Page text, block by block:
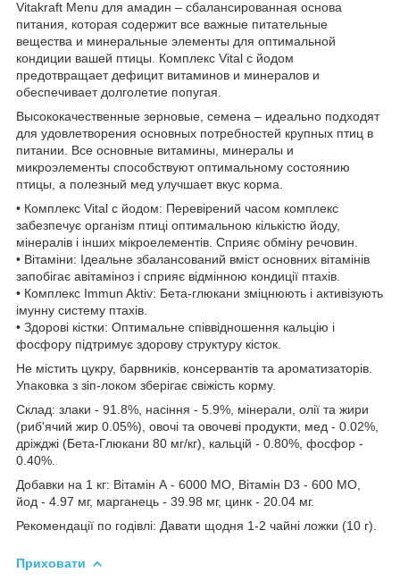
Vitakraft Menu для амадин – сбалансированная основа
питания, которая содержит все важные питательные
вещества и минеральные элементы для оптимальной
кондиции вашей птицы. Комплекс Vital с йодом
предотвращает дефицит витаминов и минералов и
обеспечивает долголетие попугая.
Высококачественные зерновые, семена – идеально подходят
для удовлетворения основных потребностей крупных птиц в
питании. Все основные витамины, минералы и
микроэлементы способствуют оптимальному состоянию
птицы, а полезный мед улучшает вкус корма.
• Комплекс Vital c йодом: Перевірений часом комплекс
забезпечує організм птиці оптимальною кількістю йоду,
мінералів і інших мікроелементів. Сприяє обміну речовин.
• Вітаміни: Ідеальне збалансований вміст основних вітамінів
запобігає авітаміноз і сприяє відмінною кондиції птахів.
• Комплекс Immun Aktiv: Бета-глюкани зміцнюють і активізують
імунну систему птахів.
• Здорові кістки: Оптимальне співвідношення кальцію і
фосфору підтримує здорову структуру кісток.
Не містить цукру, барвників, консервантів та ароматизаторів.
Упаковка з зіп-локом зберігає свіжість корму.
Склад: злаки - 91.8%, насіння - 5.9%, мінерали, олії та жири
(риб'ячий жир 0.05%), овочі та овочеві продукти, мед - 0.02%,
дріжджі (Бета-Глюкани 80 мг/кг), кальцій - 0.80%, фосфор -
0.40%.
Добавки на 1 кг: Вітамін А - 6000 МО, Вітамін D3 - 600 МО,
йод - 4.97 мг, марганець - 39.98 мг, цинк - 20.04 мг.
Рекомендації по годівлі: Давати щодня 1-2 чайні ложки (10 г).
Приховати